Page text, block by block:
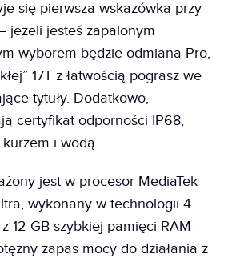
się pierwsza wskazówka przy
jeżeli jesteś zapalonym
wyborem będzie odmiana Pro,
17T z łatwością pograsz we
tytuły. Dodatkowo,
certyfikat odporności IP68,
i wodą.
jest w procesor MediaTek
wykonany w technologii 4
12 GB szybkiej pamięci RAM
zapas mocy do działania z